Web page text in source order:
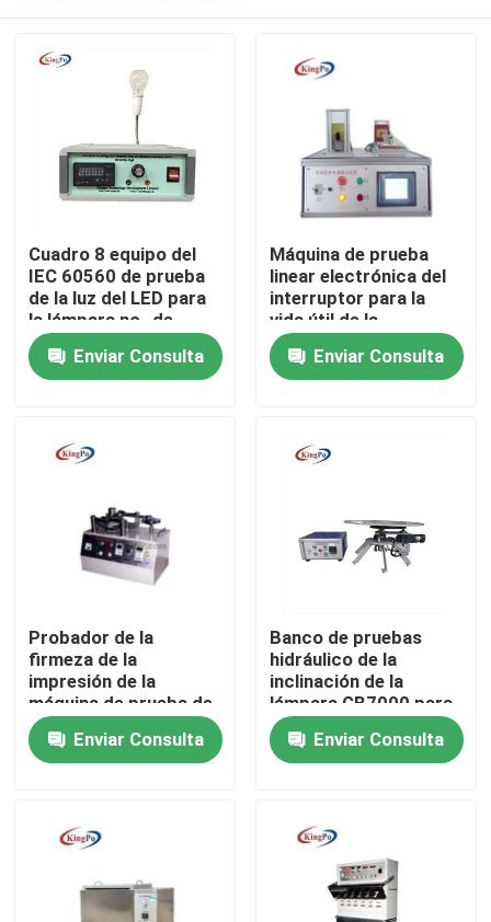
Hogar
Productos
Control de calidad
Éntrenos en contacto con
Pida una cita
Equipo de prueba médico
Equipo de prueba de la protección del ingreso
Cuadro 8 equipo del
IEC 60560 de prueba
de la luz del LED para
la lámpara no- de
Dimmable
Enviar Consulta
Máquina de prueba
linear electrónica del
interruptor para la
vida útil de la
capacidad
Enviar Consulta
Probador de la
firmeza de la
impresión de la
máquina de prueba de
la resistencia de
desgaste de UL1581
EN60730
Enviar Consulta
Banco de pruebas
hidráulico de la
inclinación de la
lámpara GB7000 para
la prueba de
estabilidad mecánica
Enviar Consulta